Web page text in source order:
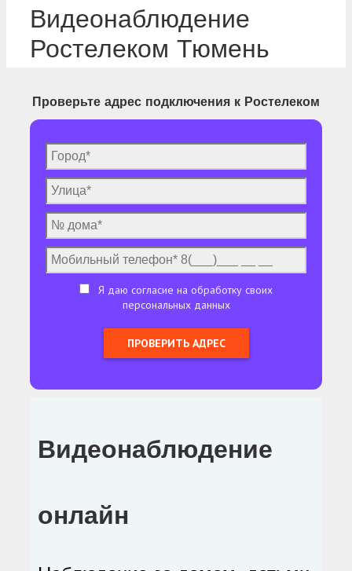
Видеонаблюдение
Ростелеком Тюмень
Проверьте адрес подключения к Ростелеком
Я даю согласие на обработку своих
персональных данных
Видеонаблюдение
онлайн